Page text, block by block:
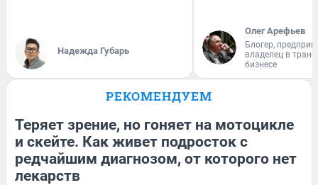
Надежда Губарь
Олег Арефьев
Блогер,
владелец в
бизнесе
РЕКОМЕНДУЕМ
Теряет зрение, но гоняет на мотоцикле
и скейте. Как живет подросток с
редчайшим диагнозом, от которого нет
лекарств